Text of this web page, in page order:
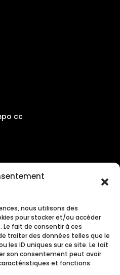
nous utilisons des
pour stocker et/ou accéder
fait de consentir à ces
traiter des données telles que le
les ID uniques sur ce site. Le fait
son consentement peut avoir
et fonctions.
cc